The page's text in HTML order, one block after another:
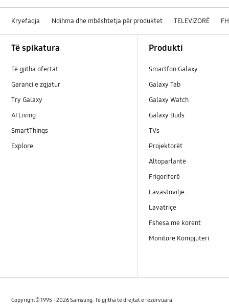
Kryefaqja Ndihma dhe mbështetja për produktet TELEVIZORË
Të spikatura
Të gjitha ofertat
Garanci e zgjatur
Try Galaxy
AI Living
SmartThings
Explore
Produkti
Smartfon Galaxy
Galaxy Tab
Galaxy Watch
Galaxy Buds
TVs
Projektorët
Altoparlantë
Frigoriferë
Lavastovilje
Lavatriçe
Fshesa me korent
Monitorë Kompjuteri
Copyright© 1995 - 2026 Samsung. Të gjitha të drejtat e rezervuara.